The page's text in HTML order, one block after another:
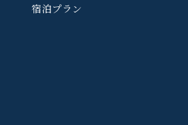
宿泊プラン